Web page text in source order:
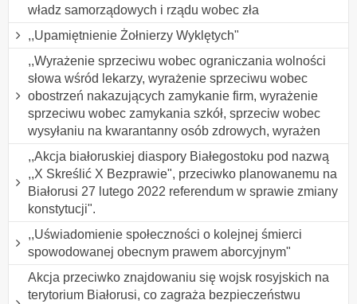
władz samorządowych i rządu wobec zła
,,Upamiętnienie Żołnierzy Wyklętych"
,,Wyrażenie sprzeciwu wobec ograniczania wolności
słowa wśród lekarzy, wyrażenie sprzeciwu wobec
obostrzeń nakazujących zamykanie firm, wyrażenie
sprzeciwu wobec zamykania szkół, sprzeciw wobec
wysyłaniu na kwarantanny osób zdrowych, wyrażen
,,Akcja białoruskiej diaspory Białegostoku pod nazwą
,,X Skreślić X Bezprawie", przeciwko planowanemu na
Białorusi 27 lutego 2022 referendum w sprawie zmiany
konstytucji".
,,Uświadomienie społeczności o kolejnej śmierci
spowodowanej obecnym prawem aborcyjnym"
Akcja przeciwko znajdowaniu się wojsk rosyjskich na
terytorium Białorusi, co zagraża bezpieczeństwu